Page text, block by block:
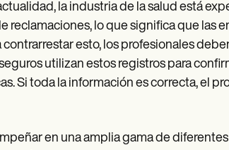
la industria de la salud está
reclamaciones, lo que significa que las
esto, los profesionales
utilizan estos registros para
Si toda la información es correcta, el
en una amplia gama de